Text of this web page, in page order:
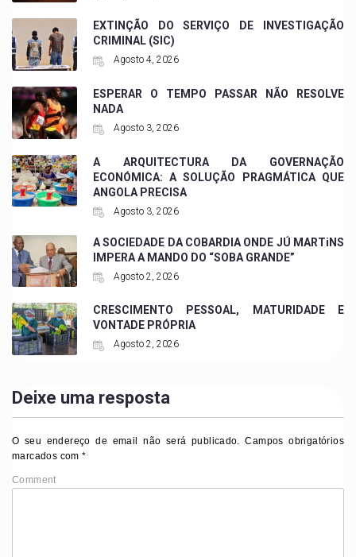
EXTINÇÃO DO SERVIÇO DE INVESTIGAÇÃO
CRIMINAL (SIC)
Agosto 4, 2026
ESPERAR O TEMPO PASSAR NÃO RESOLVE
NADA
Agosto 3, 2026
A ARQUITECTURA DA GOVERNAÇÃO
ECONÓMICA: A SOLUÇÃO PRAGMÁTICA QUE
ANGOLA PRECISA
Agosto 3, 2026
A SOCIEDADE DA COBARDIA ONDE JÚ MARTiNS
IMPERA A MANDO DO “SOBA GRANDE”
Agosto 2, 2026
CRESCIMENTO PESSOAL, MATURIDADE E
VONTADE PRÓPRIA
Agosto 2, 2026
Deixe uma resposta
O seu endereço de email não será publicado.
Campos obrigatórios
marcados com*
Comment